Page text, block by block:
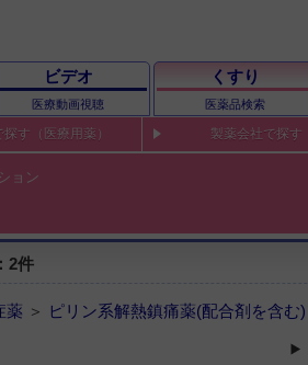
ビデオ
医療動画視聴
くすり
医薬品検索
す（医療用薬） 製薬会社で探す
ョン
2件
薬 ＞
ピリン系解熱鎮痛薬(配合剤を含む)